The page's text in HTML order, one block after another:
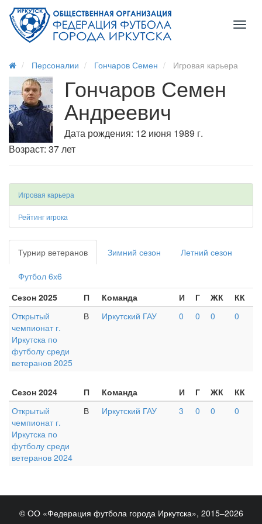
Персоналии Гончаров Семен Игровая карьера
Гончаров Семен
Андреевич
Дата рождения: 12 июня 1989 г.
Возраст: 37 лет
Игровая карьера
Рейтинг игрока
Турнир ветеранов Зимний сезон Летний сезон
Футбол 6х6
Сезон 2025
П Команда И Г ЖК
КК
Открытый
чемпионат г.
Иркутска по
футболу среди
ветеранов 2025
В Иркутский ГАУ 0 0 0 0
Сезон 2024 П Команда И Г ЖК
КК
Открытый
чемпионат г.
Иркутска по
футболу среди
ветеранов 2024
В Иркутский ГАУ 3 0 0 0
© ОО «Федерация футбола города Иркутска», 2015–2026